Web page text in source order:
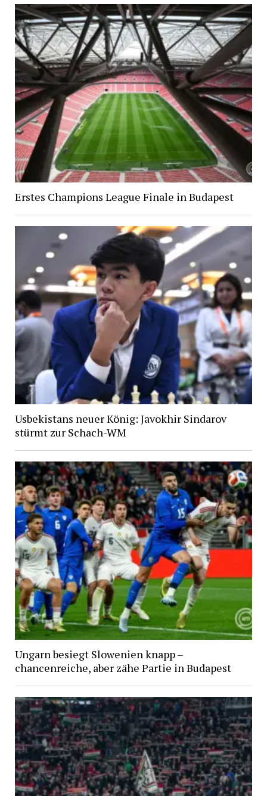
Erstes Champions League Finale in Budapest
Usbekistans neuer König: Javokhir Sindarov
stürmt zur Schach-WM
Ungarn besiegt Slowenien knapp –
chancenreiche, aber zähe Partie in Budapest